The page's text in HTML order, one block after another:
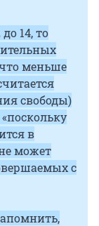
14, то
меньше
свободы)
«поскольку
в
может
с